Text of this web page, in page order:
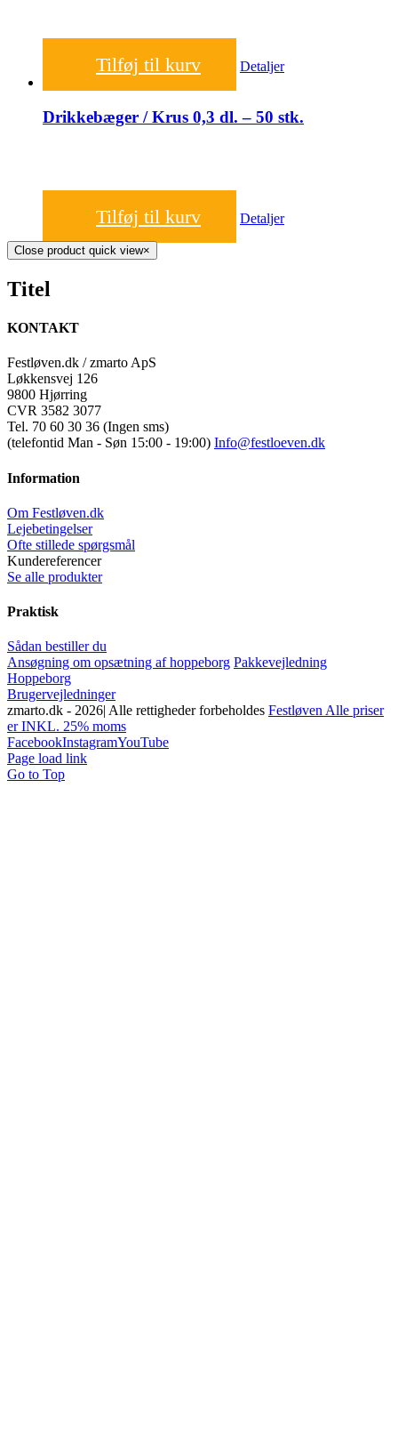
Tilføj til kurv Detaljer
Drikkebæger / Krus 0,3 dl. – 50 stk.
Tilføj til kurv Detaljer
Close product quick view×
Titel
KONTAKT
Festløven.dk / zmarto ApS
Løkkensvej 126
9800 Hjørring
CVR 3582 3077
Tel. 70 60 30 36 (Ingen sms)
(telefontid Man - Søn 15:00 - 19:00) Info@festloeven.dk
Information
Om Festløven.dk
Lejebetingelser
Ofte stillede spørgsmål
Kundereferencer
Se alle produkter
Praktisk
Sådan bestiller du
Ansøgning om opsætning af hoppeborg Pakkevejledning
Hoppeborg
Brugervejledninger
zmarto.dk - 2026| Alle rettigheder forbeholdes Festløven Alle priser
er INKL. 25% moms
FacebookInstagramYouTube
Page load link
Go to Top